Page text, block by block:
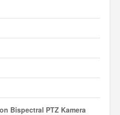
Bispectral PTZ Kamera